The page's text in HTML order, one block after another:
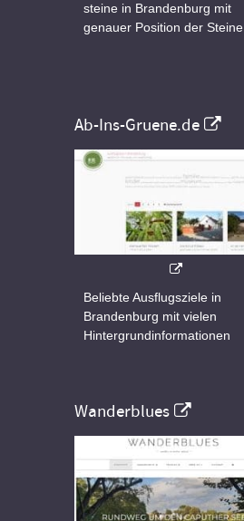
steine in Brandenburg mit
genauer Position der Steine
Ab-Ins-Gruene.de
Beliebte Ausflugsziele in
Brandenburg mit vielen
Hintergrundinformationen
Wanderblues